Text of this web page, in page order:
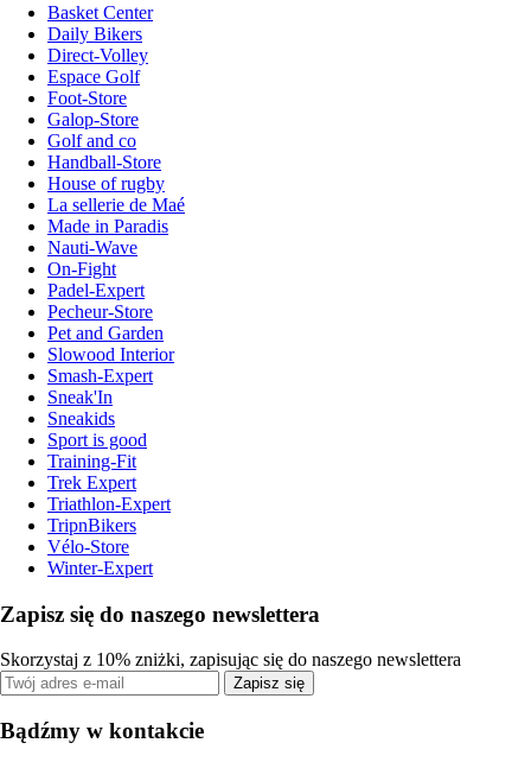
Basket Center
Daily Bikers
Direct-Volley
Espace Golf
Foot-Store
Galop-Store
Golf and co
Handball-Store
House of rugby
La sellerie de Maé
Made in Paradis
Nauti-Wave
On-Fight
Padel-Expert
Pecheur-Store
Pet and Garden
Slowood Interior
Smash-Expert
Sneak'In
Sneakids
Sport is good
Training-Fit
Trek Expert
Triathlon-Expert
TripnBikers
Vélo-Store
Winter-Expert
Zapisz się do naszego newslettera
Skorzystaj z 10% zniżki, zapisując się do naszego newslettera
Zapisz się
Bądźmy w kontakcie